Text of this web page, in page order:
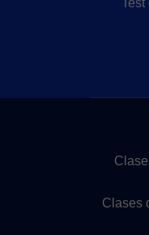
Test
Clases